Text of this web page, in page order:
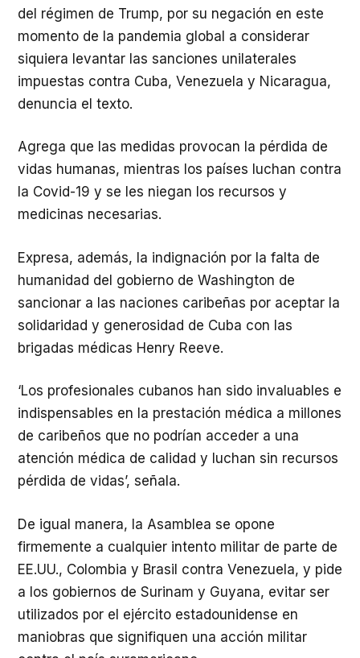
del régimen de Trump, por su negación en este
momento de la pandemia global a considerar
siquiera levantar las sanciones unilaterales
impuestas contra Cuba, Venezuela y Nicaragua,
denuncia el texto.
Agrega que las medidas provocan la pérdida de
vidas humanas, mientras los países luchan contra
la Covid-19 y se les niegan los recursos y
medicinas necesarias.
Expresa, además, la indignación por la falta de
humanidad del gobierno de Washington de
sancionar a las naciones caribeñas por aceptar la
solidaridad y generosidad de Cuba con las
brigadas médicas Henry Reeve.
‘Los profesionales cubanos han sido invaluables e
indispensables en la prestación médica a millones
de caribeños que no podrían acceder a una
atención médica de calidad y luchan sin recursos
pérdida de vidas’, señala.
De igual manera, la Asamblea se opone
firmemente a cualquier intento militar de parte de
EE.UU., Colombia y Brasil contra Venezuela, y pide
a los gobiernos de Surinam y Guyana, evitar ser
utilizados por el ejército estadounidense en
maniobras que signifiquen una acción militar